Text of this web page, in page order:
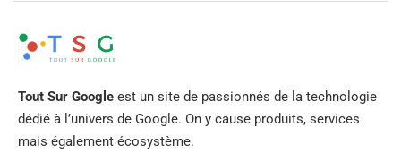
Tout Sur Google est un site de passionnés de la technologie
dédié à l’univers de Google. On y cause produits, services
mais également écosystème.